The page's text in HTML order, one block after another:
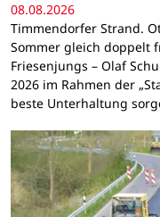
08.08.2026
Timmendorfer Strand.
Sommer gleich doppelt
Friesenjungs – Olaf
2026 im Rahmen der
beste Unterhaltung